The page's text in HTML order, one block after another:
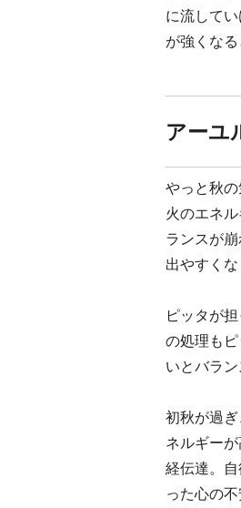
に流して
が強くな
アーユ
やっと秋
火のエネ
ランスが
出やすく
ピッタが
の処理も
いとバラ
初秋が過
ネルギー
経伝達。
った心の